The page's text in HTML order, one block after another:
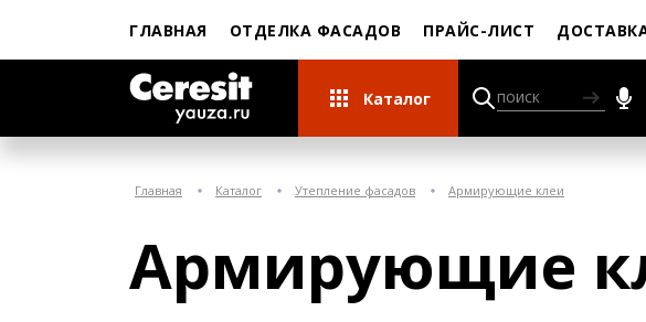
ГЛАВНАЯ ОТДЕЛКА ФАСАДОВ ПРАЙС-ЛИСТ
Каталог
Главная Каталог Утепление фасадов Армирующие клеи
Армирующие